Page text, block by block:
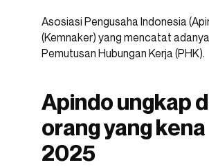
Asosiasi Pengusaha Indonesia
(Kemnaker) yang mencatat
Pemutusan Hubungan Kerja (PHK).
Apindo ungkap
orang yang
2025